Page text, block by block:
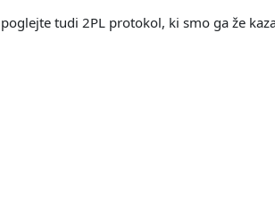
poglejte tudi 2PL protokol, ki smo ga že